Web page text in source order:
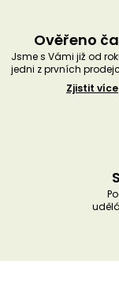
Ověřeno
Jsme s Vámi již od
jedni z prvních
Zjistit více